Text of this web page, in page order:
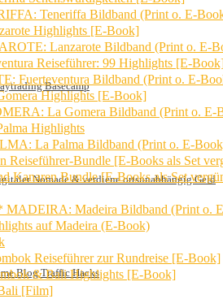
Basecamp
Nomade & verdiene ortsunabhängig Geld
Blog Traffic Hacks
Teneriffa Bildband (Print o. E-
Highlights [E-Book]
Lanzarote Bildband (Print o. E-
Reiseführer: 99 Highlights [E-
Fuerteventura Bildband (Print o. E-
Highlights [E-Book]
La Gomera Bildband (Print o. E-
Highlights
La Palma Bildband (Print o. E-
Reiseführer-Bundle [E-Books als Set
Kanaren Bundle [E-Books als Set
MADEIRA: Madeira Bildband (Print o.
auf Madeira (E-Book)
Reiseführer zur Rundreise [E-Book]
& Bali Highlights [E-Book]
[Film]